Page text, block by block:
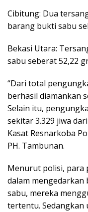
Cibitung: Dua
barang bukti sabu
Bekasi Utara:
sabu seberat 52,22
“Dari total
berhasil diamankan
Selain itu,
sekitar 3.329 jiwa
Kasat Resnarkoba
PH. Tambunan.
Menurut polisi, para
dalam
sabu, mereka
tertentu. Sedangkan